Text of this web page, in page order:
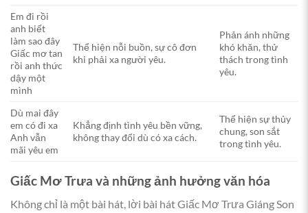
Em đi rồi
anh biết
làm sao đây
Giấc mơ tan
rồi anh thức
dậy một
mình
Thể hiện nỗi buồn, sự cô đơn
khi phải xa người yêu.
Phản ánh những
khó khăn, thử
thách trong tình
yêu.
Dù mai đây
em có đi xa
Anh vẫn
mãi yêu em
Khẳng định tình yêu bền vững,
không thay đổi dù có xa cách.
Thể hiện sự thủy
chung, son sắt
trong tình yêu.
Giấc Mơ Trưa và những ảnh hưởng văn hóa
Không chỉ là một bài hát, lời bài hát Giấc Mơ Trưa Giáng Son